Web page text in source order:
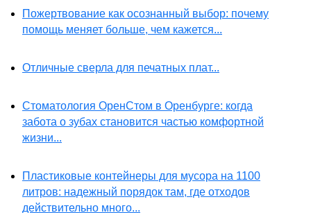
Пожертвование как осознанный выбор: почему
помощь меняет больше, чем кажется...
Отличные сверла для печатных плат...
Стоматология ОренСтом в Оренбурге: когда
забота о зубах становится частью комфортной
жизни...
Пластиковые контейнеры для мусора на 1100
литров: надежный порядок там, где отходов
действительно много...